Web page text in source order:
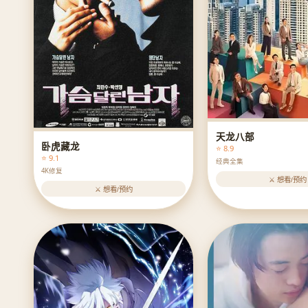
卧虎藏龙
⭐ 9.1
4K修复
⚔️ 想看/预约
天龙八部
⭐ 8.9
经典全集
⚔️ 想看/预约